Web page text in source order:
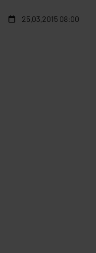
25.03.2015 08:00